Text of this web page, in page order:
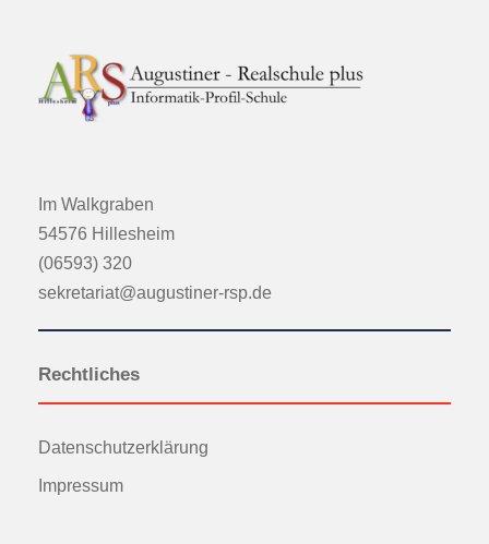
Im Walkgraben
54576 Hillesheim
(06593) 320
sekretariat@augustiner-rsp.de
Rechtliches
Datenschutzerklärung
Impressum